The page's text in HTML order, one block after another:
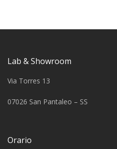
Lab & Showroom
Via Torres 13
07026 San Pantaleo – SS
Orario